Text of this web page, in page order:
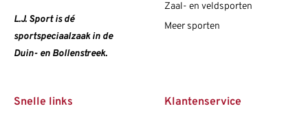
L.J. Sport is dé
sportspeciaalzaak in de
Duin- en Bollenstreek.
Zaal- en veldsporten
Meer sporten
Snelle links Klantenservice